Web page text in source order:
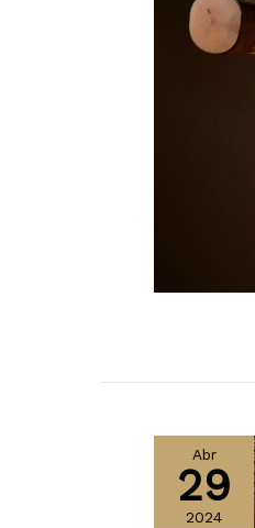
Abr
29
2024